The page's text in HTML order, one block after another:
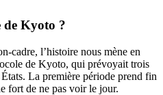
de Kyoto ?
cadre, l’histoire nous mène en
de Kyoto, qui prévoyait trois
La première période prend fin
fort de ne pas voir le jour.